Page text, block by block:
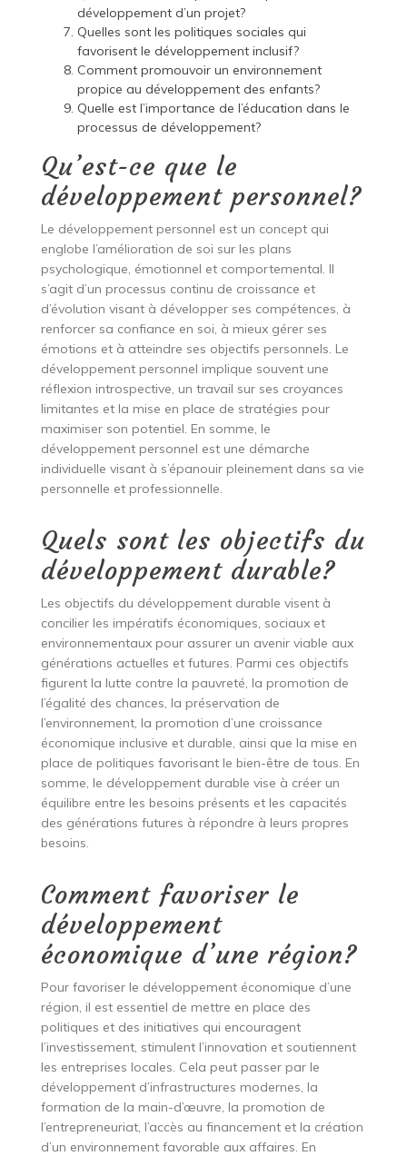
développement d’un projet?
Quelles sont les politiques sociales qui
favorisent le développement inclusif?
Comment promouvoir un environnement
propice au développement des enfants?
Quelle est l’importance de l’éducation dans le
processus de développement?
Qu’est-ce que le
développement personnel?
Le développement personnel est un concept qui
englobe l’amélioration de soi sur les plans
psychologique, émotionnel et comportemental. Il
s’agit d’un processus continu de croissance et
d’évolution visant à développer ses compétences, à
renforcer sa confiance en soi, à mieux gérer ses
émotions et à atteindre ses objectifs personnels. Le
développement personnel implique souvent une
réflexion introspective, un travail sur ses croyances
limitantes et la mise en place de stratégies pour
maximiser son potentiel. En somme, le
développement personnel est une démarche
individuelle visant à s’épanouir pleinement dans sa vie
personnelle et professionnelle.
Quels sont les objectifs du
développement durable?
Les objectifs du développement durable visent à
concilier les impératifs économiques, sociaux et
environnementaux pour assurer un avenir viable aux
générations actuelles et futures. Parmi ces objectifs
figurent la lutte contre la pauvreté, la promotion de
l’égalité des chances, la préservation de
l’environnement, la promotion d’une croissance
économique inclusive et durable, ainsi que la mise en
place de politiques favorisant le bien-être de tous. En
somme, le développement durable vise à créer un
équilibre entre les besoins présents et les capacités
des générations futures à répondre à leurs propres
besoins.
Comment favoriser le
développement
économique d’une région?
Pour favoriser le développement économique d’une
région, il est essentiel de mettre en place des
politiques et des initiatives qui encouragent
l’investissement, stimulent l’innovation et soutiennent
les entreprises locales. Cela peut passer par le
développement d’infrastructures modernes, la
formation de la main-d’œuvre, la promotion de
l’entrepreneuriat, l’accès au financement et la création
d’un environnement favorable aux affaires. En